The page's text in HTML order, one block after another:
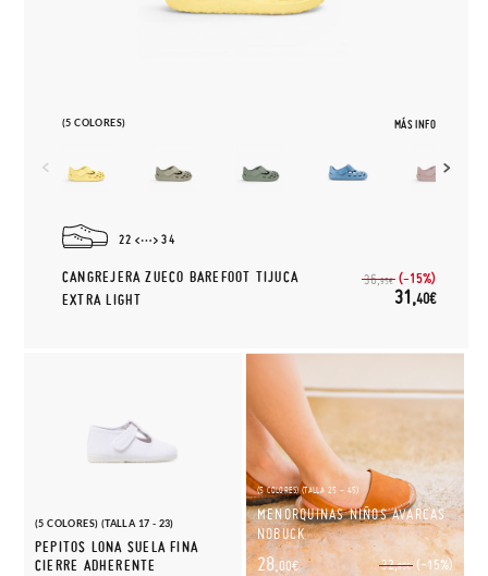
(5 COLORES) MÁS INFO
22 34
CANGREJERA ZUECO BAREFOOT TIJUCA
EXTRA LIGHT
36,95€ (-15%)
31,40€
(5 COLORES) (TALLA 17 - 23)
PEPITOS LONA SUELA FINA
CIERRE ADHERENTE
(5 COLORES) (TALLA 25 - 45)
MENORQUINAS NIÑOS AVARCAS
NOBUCK
32,95€ (-15%)
28,00€